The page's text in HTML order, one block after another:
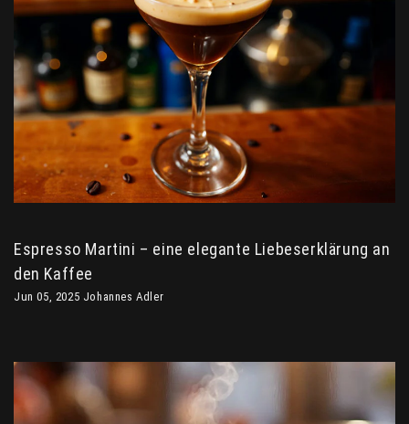
Espresso Martini – eine elegante Liebeserklärung an
den Kaffee
Jun 05, 2025 Johannes Adler